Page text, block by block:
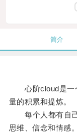
简介
心阶cloud是一个
量的积累和提炼。
每个人都有自己
思维、信念和情感。